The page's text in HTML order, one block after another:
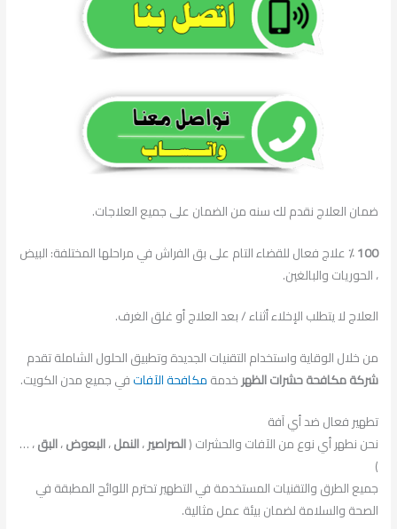
ضمان العلاج نقدم لك سنه من الضمان على جميع العلاجات.
100 ٪ علاج فعال للقضاء التام على بق الفراش في مراحلها المختلفة: البيض
، الحوريات والبالغين.
العلاج لا يتطلب الإخلاء أثناء / بعد العلاج أو غلق الغرف.
من خلال الوقاية واستخدام التقنيات الجديدة وتطبيق الحلول الشاملة تقدم
شركة مكافحة حشرات الظهرخدمةمكافحة الآفاتفي جميع مدن الكويت.
تطهير فعال ضد أي آفة
نحن نطهر أي نوع من الآفات والحشرات (الصراصير،النمل،البعوض،البق، …
)
جميع الطرق والتقنيات المستخدمة في التطهير تحترم اللوائح المطبقة في
الصحة والسلامة لضمان بيئة عمل مثالية.